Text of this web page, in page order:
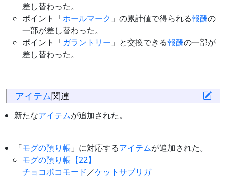
差し替わった。
ポイント「ホールマーク 」の累計値で得られる報酬の
一部が差し替わった。
ポイント「ガラントリー 」と交換できる報酬の一部が
差し替わった。
アイテム関連
新たなアイテムが追加された。
「モグの預り帳 」に対応するアイテムが追加された。
モグの預り帳【22】
チョコボコモード ／ケットサブリガ